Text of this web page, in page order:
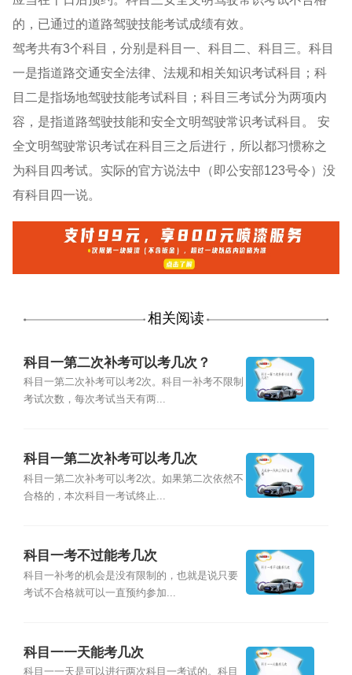
的，已通过的道路驾驶技能考试成绩有效。
驾考共有3个科目，分别是科目一、科目二、科目三。科目
一是指道路交通安全法律、法规和相关知识考试科目；科
目二是指场地驾驶技能考试科目；科目三考试分为两项内
容，是指道路驾驶技能和安全文明驾驶常识考试科目。 安
全文明驾驶常识考试在科目三之后进行，所以都习惯称之
为科目四考试。实际的官方说法中（即公安部123号令）没
有科目四一说。
相关阅读
科目一第二次补考可以考几次？
科目一第二次补考可以考2次。科目一补考不限制
考试次数，每次考试当天有两...
科目一第二次补考可以考几次
科目一第二次补考可以考2次。如果第二次依然不
合格的，本次科目一考试终止...
科目一考不过能考几次
科目一补考的机会是没有限制的，也就是说只要
考试不合格就可以一直预约参加...
科目一一天能考几次
科目一一天是可以进行两次科目一考试的。科目